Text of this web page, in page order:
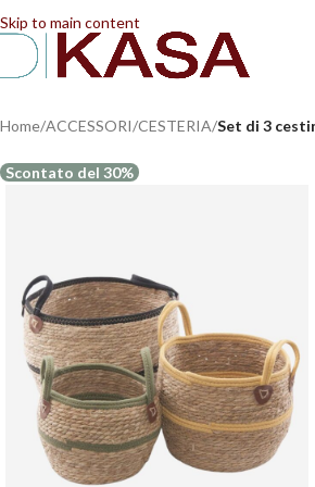
Skip to main content
Home/ACCESSORI/CESTERIA/Set di 3
Scontato del 30%